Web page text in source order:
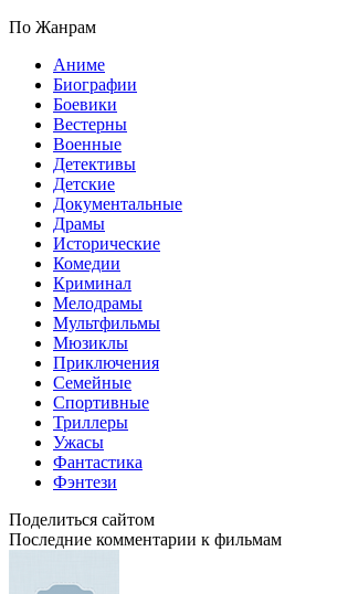
По Жанрам
Аниме
Биографии
Боевики
Вестерны
Военные
Детективы
Детские
Документальные
Драмы
Исторические
Комедии
Криминал
Мелодрамы
Мультфильмы
Мюзиклы
Приключения
Семейные
Спортивные
Триллеры
Ужасы
Фантастика
Фэнтези
Поделиться сайтом
Последние комментарии к фильмам